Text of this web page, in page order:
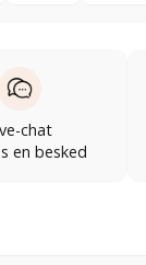
chat
en besked